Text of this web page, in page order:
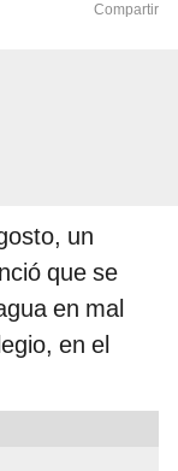
Compartir
un
que se
en mal
en el